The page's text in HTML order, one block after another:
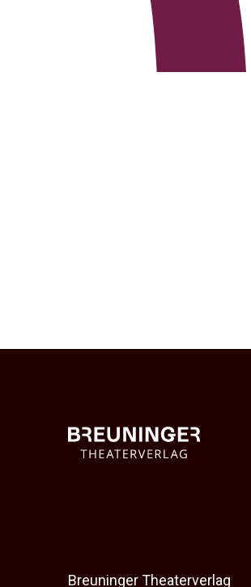
Breuninger Theaterverlag